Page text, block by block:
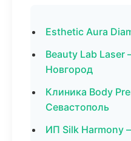
Esthetic Aura
Beauty Lab
Новгород
Клиника Body
Севастополь
ИП Silk Harmony